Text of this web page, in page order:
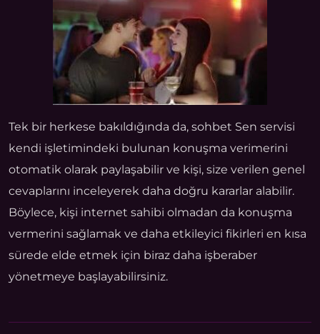
Tek bir herkese bakıldığında da, sohbet Sen servisi
kendi işletimindeki bulunan konuşma verimerini
otomatik olarak paylaşabilir ve kişi, size verilen genel
cevaplarını inceleyerek daha doğru kararlar alabilir.
Böylece, kişi internet sahibi olmadan da konuşma
vermerini sağlamak ve daha etkileyici fikirleri en kısa
sürede elde etmek için biraz daha işberaber
yönetmeye başlayabilirsiniz.